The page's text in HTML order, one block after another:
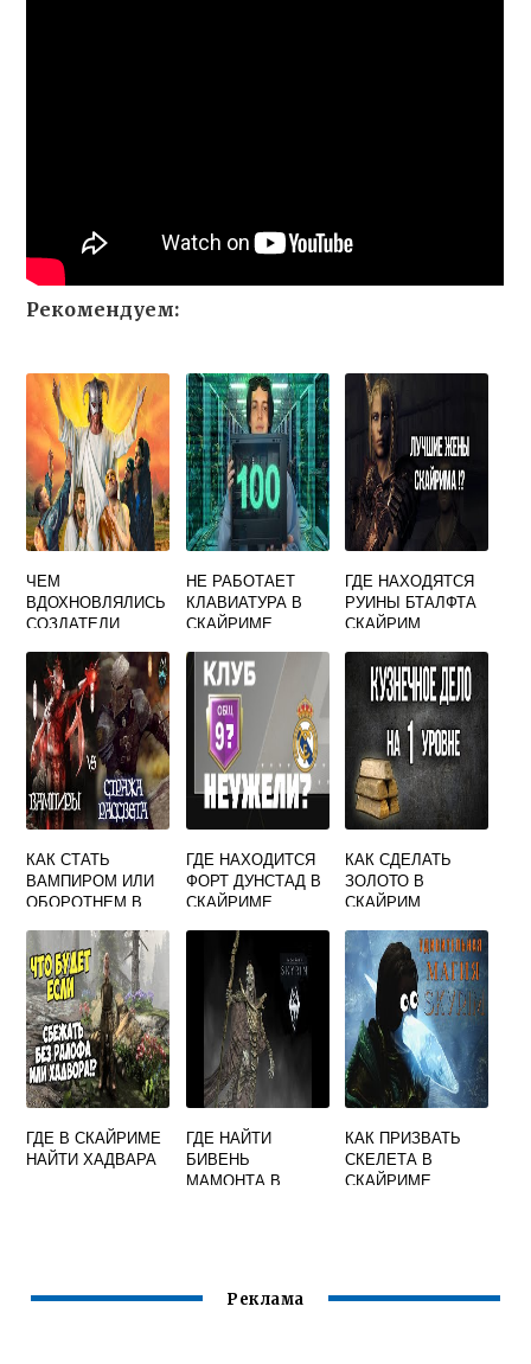
Рекомендуем:
ЧЕМ
ВДОХНОВЛЯЛИСЬ
СОЗДАТЕЛИ
НЕ РАБОТАЕТ
КЛАВИАТУРА В
СКАЙРИМЕ
ГДЕ НАХОДЯТСЯ
РУИНЫ БТАЛФТА
СКАЙРИМ
КАК СТАТЬ
ВАМПИРОМ ИЛИ
ОБОРОТНЕМ В
ГДЕ НАХОДИТСЯ
ФОРТ ДУНСТАД В
СКАЙРИМЕ
КАК СДЕЛАТЬ
ЗОЛОТО В
СКАЙРИМ
ГДЕ В СКАЙРИМЕ
НАЙТИ ХАДВАРА
ГДЕ НАЙТИ
БИВЕНЬ
МАМОНТА В
КАК ПРИЗВАТЬ
СКЕЛЕТА В
СКАЙРИМЕ
Реклама